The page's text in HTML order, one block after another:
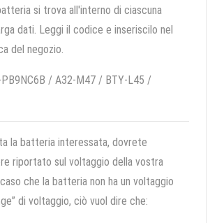
si trova all'interno di ciascuna
dati. Leggi il codice e inseriscilo nel
del negozio.
/ A32-M47 / BTY-L45 /
la batteria interessata, dovrete
riportato sul voltaggio della vostra
che la batteria non ha un voltaggio
di voltaggio, ciò vuol dire che: